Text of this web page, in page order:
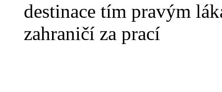
destinace tím pravým
zahraničí za prací